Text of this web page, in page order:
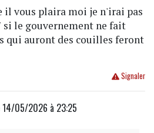
il vous plaira moi je n'irai pas
si le gouvernement ne fait
qui auront des couilles feront
Signaler
14/05/2026 à 23:25